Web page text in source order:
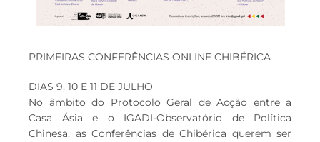
PRIMEIRAS CONFERÊNCIAS ONLINE CHIBÉRICA
DIAS 9, 10 E 11 DE JULHO
No âmbito do Protocolo Geral de Acção entre a
Casa Ásia e o IGADI-Observatório de Política
Chinesa, as Conferências de Chibérica querem ser